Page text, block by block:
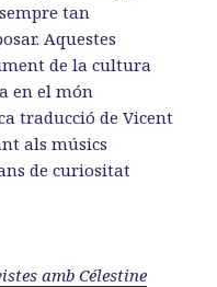
tan
Aquestes
de la cultura
en el món
traducció de Vicent
als músics
de curiositat
amb Célestine